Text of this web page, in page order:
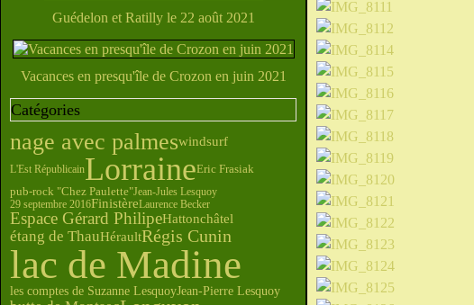
Guédelon et Ratilly le 22 août 2021
Vacances en presqu'île de Crozon en juin 2021
Catégories
nage avec palmeswindsurf
L'Est RépublicainLorraineEric Frasiak
pub-rock "Chez Paulette"Jean-Jules Lesquoy
29 septembre 2016FinistèreLaurence Becker
Espace Gérard PhilipeHattonchâtel
étang de ThauHéraultRégis Cunin
lac de Madine
les comptes de Suzanne LesquoyJean-Pierre Lesquoy